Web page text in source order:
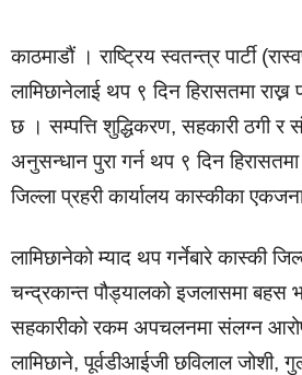
काठमाडौं । राष्ट्रिय स्वतन्त्र पार्टी
लामिछानेलाई थप ९ दिन हिरासतमा
छ । सम्पत्ति शुद्धिकरण, सहकारी ठगी र
अनुसन्धान पुरा गर्न थप ९ दिन
जिल्ला प्रहरी कार्यालय कास्कीका
लामिछानेको म्याद थप गर्नेबारे कास्की
चन्द्रकान्त पौड्यालको इजलासमा बहस
सहकारीको रकम अपचलनमा संलग्न
लामिछाने, पूर्वडीआईजी छविलाल जोशी,